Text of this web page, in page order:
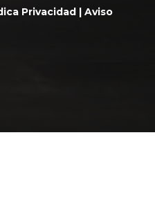
ica Privacidad | Aviso